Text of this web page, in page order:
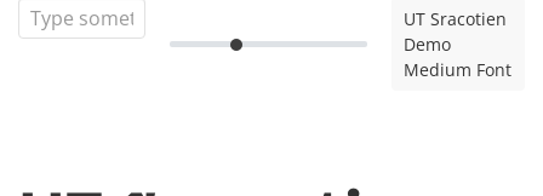
UT Sracotien
Demo
Medium Font